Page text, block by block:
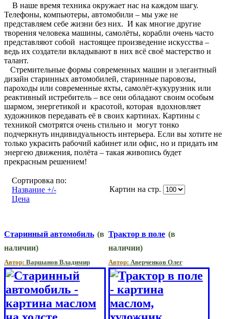
В наше время техника окружает нас на каждом шагу.
Телефоны, компьютеры, автомобили – мы уже не
представляем себе жизни без них. И как многие другие
творения человека машины, самолёты, корабли очень часто
представляют собой настоящее произведение искусства –
ведь их создатели вкладывают в них всё своё мастерство и
талант.
Стремительные формы современных машин и элегантный
дизайн старинных автомобилей, старинные паровозы,
пароходы или современные яхты, самолёт-кукурузник или
реактивный истребитель – все они обладают своим особым
шармом, энергетикой и красотой, которая вдохновляет
художников передавать её в своих картинах. Картины с
техникой смотрятся очень стильно и могут тонко
подчеркнуть индивидуальность интерьера. Если вы хотите не
только украсить рабочий кабинет или офис, но и придать им
энергею движения, полёта – такая живопись будет
прекрасным решением!
Сортировка по:
Название +/-
Цена
Картин на стр.
Старинный автомобиль (в
наличии)
Автор: Вaршaнов Владимир
Трактор в поле (в
наличии)
Автор: Аверченков Олег